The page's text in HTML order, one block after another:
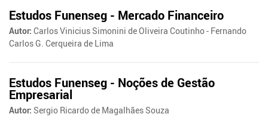
Estudos Funenseg - Mercado Financeiro
Autor: Carlos Vinicius Simonini de Oliveira Coutinho - Fernando
Carlos G. Cerqueira de Lima
Estudos Funenseg - Noções de Gestão
Empresarial
Autor: Sergio Ricardo de Magalhães Souza